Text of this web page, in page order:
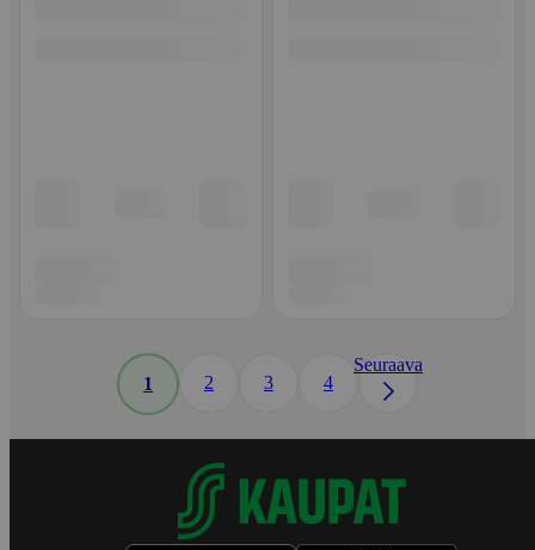
1 2 3 4
Seuraava